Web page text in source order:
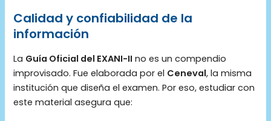
Calidad y confiabilidad de la
información
La Guía Oficial del EXANI-II no es un compendio
improvisado. Fue elaborada por el Ceneval, la misma
institución que diseña el examen. Por eso, estudiar con
este material asegura que: